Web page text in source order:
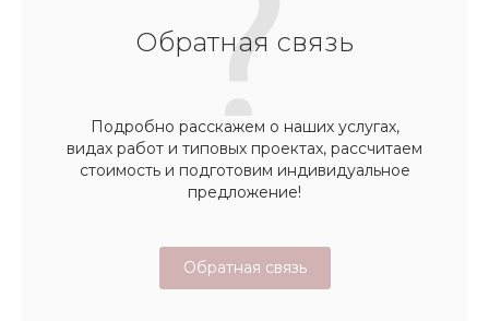
Обратная связь
Подробно расскажем о наших услугах,
видах работ и типовых проектах, рассчитаем
стоимость и подготовим индивидуальное
предложение!
Обратная связь